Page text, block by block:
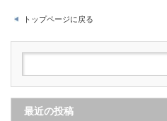
トップページに戻る
最近の投稿